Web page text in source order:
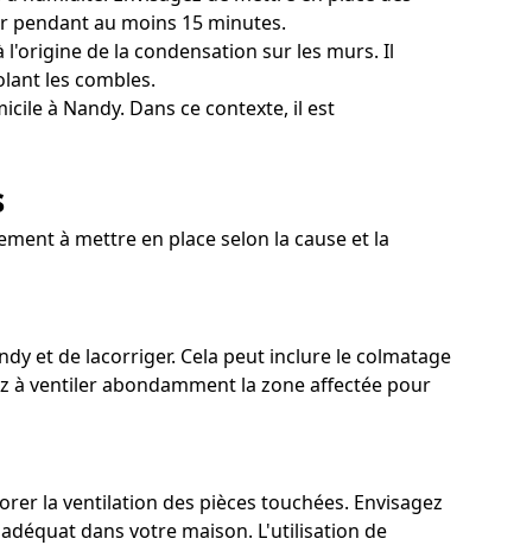
pendant au moins 15 minutes.
de la condensation sur les murs. Il
les combles.
à Nandy. Dans ce contexte, il est
à mettre en place selon la cause et la
et de lacorriger. Cela peut inclure le colmatage
à ventiler abondamment la zone affectée pour
la ventilation des pièces touchées. Envisagez
dans votre maison. L'utilisation de